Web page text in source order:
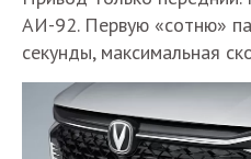
АИ-92. Первую «сотню»
секунды, максимальная